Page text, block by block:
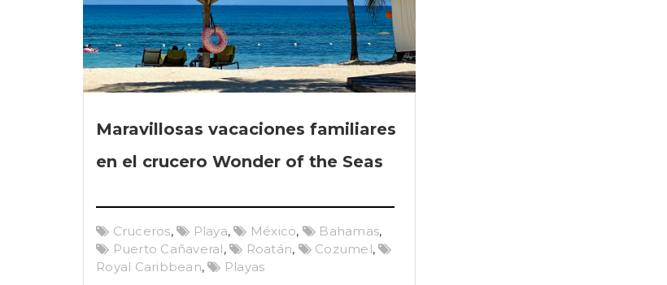
Maravillosas vacaciones familiares
en el crucero Wonder of the Seas
Cruceros, Playa, México, Bahamas,
Puerto Cañaveral, Roatán, Cozumel,
Royal Caribbean, Playas